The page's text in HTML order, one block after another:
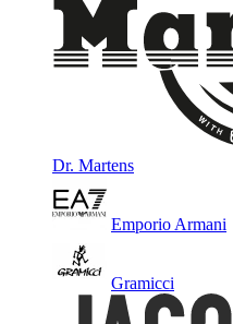
Dr. Martens
Emporio Armani
Gramicci